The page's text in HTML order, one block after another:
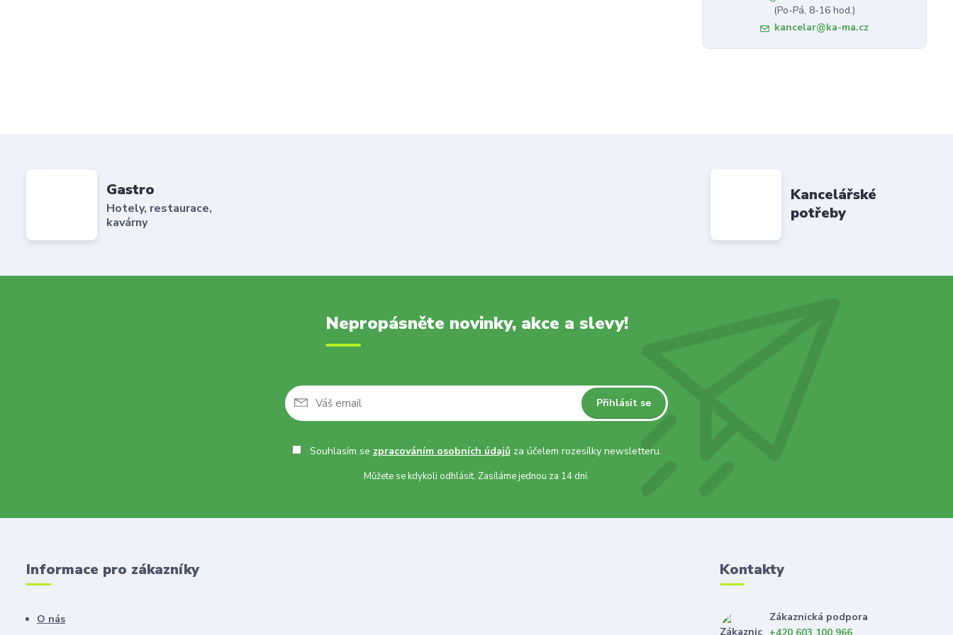
(Po-Pá, 8-16 hod.)
kancelar@ka-ma.cz
Gastro
Hotely, restaurace,
kavárny
Kancelářské
potřeby
Nepropásněte novinky, akce a slevy!
Přihlásit se
Souhlasím se zpracováním osobních údajůza účelem rozesílky newsletteru.
Můžete se kdykoli odhlásit. Zasíláme jednou za 14 dní.
Informace pro zákazníky
O nás
Kontakty
Zákaznická podpora